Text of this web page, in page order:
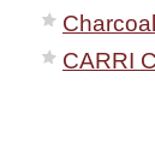
CARRI